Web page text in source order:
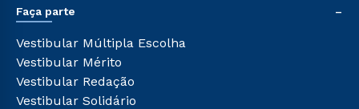
Sou Colaborador
Ética e Integridade
Pós-graduação
Cursos de Medicina
Cursos Livres
Cursos Técnicos
Cursos Profissionalizantes
Faça parte -
Vestibular Múltipla Escolha
Vestibular Mérito
Vestibular Redação
Vestibular Solidário